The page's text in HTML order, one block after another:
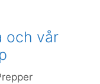
och vår